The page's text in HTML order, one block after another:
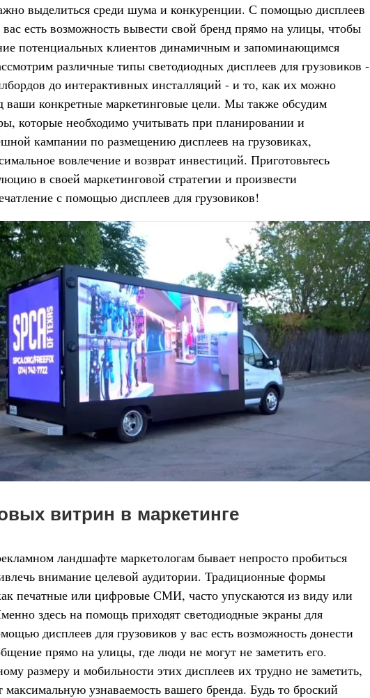
выделиться среди шума и конкуренции. С помощью дисплеев
вас есть возможность вывести свой бренд прямо на улицы, чтобы
потенциальных клиентов динамичным и запоминающимся
различные типы светодиодных дисплеев для грузовиков -
до интерактивных инсталляций - и то, как их можно
ваши конкретные маркетинговые цели. Мы также обсудим
которые необходимо учитывать при планировании и
кампании по размещению дисплеев на грузовиках,
вовлечение и возврат инвестиций. Приготовьтесь
в своей маркетинговой стратегии и произвести
с помощью дисплеев для грузовиков!
витрин в маркетинге
ландшафте маркетологам бывает непросто пробиться
внимание целевой аудитории. Традиционные формы
печатные или цифровые СМИ, часто упускаются из виду или
здесь на помощь приходят светодиодные экраны для
дисплеев для грузовиков у вас есть возможность донести
прямо на улицы, где люди не могут не заметить его.
размеру и мобильности этих дисплеев их трудно не заметить,
максимальную узнаваемость вашего бренда. Будь то броский